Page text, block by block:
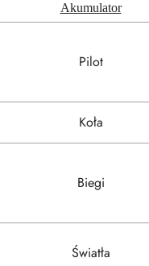
Akumulator
Pilot
Koła
Biegi
Światła